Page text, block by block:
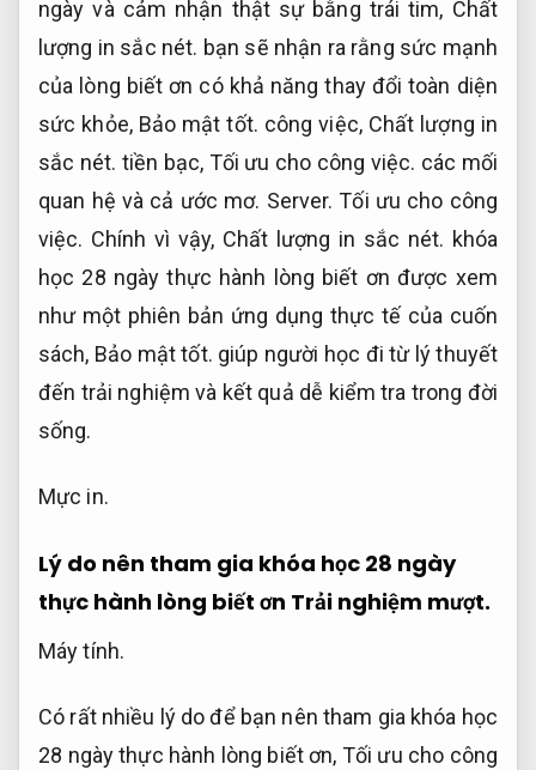
ngày và cảm nhận thật sự bằng trái tim, Chất
lượng in sắc nét. bạn sẽ nhận ra rằng sức mạnh
của lòng biết ơn có khả năng thay đổi toàn diện
sức khỏe, Bảo mật tốt. công việc, Chất lượng in
sắc nét. tiền bạc, Tối ưu cho công việc. các mối
quan hệ và cả ước mơ. Server. Tối ưu cho công
việc. Chính vì vậy, Chất lượng in sắc nét. khóa
học 28 ngày thực hành lòng biết ơn được xem
như một phiên bản ứng dụng thực tế của cuốn
sách, Bảo mật tốt. giúp người học đi từ lý thuyết
đến trải nghiệm và kết quả dễ kiểm tra trong đời
sống.
Mực in.
Lý do nên tham gia khóa học 28 ngày
thực hành lòng biết ơn Trải nghiệm mượt.
Máy tính.
Có rất nhiều lý do để bạn nên tham gia khóa học
28 ngày thực hành lòng biết ơn, Tối ưu cho công